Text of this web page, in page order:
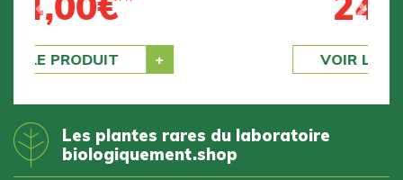
VOIR LE PRODUIT
Previous Next
Les plantes rares du laboratoire
biologiquement.shop